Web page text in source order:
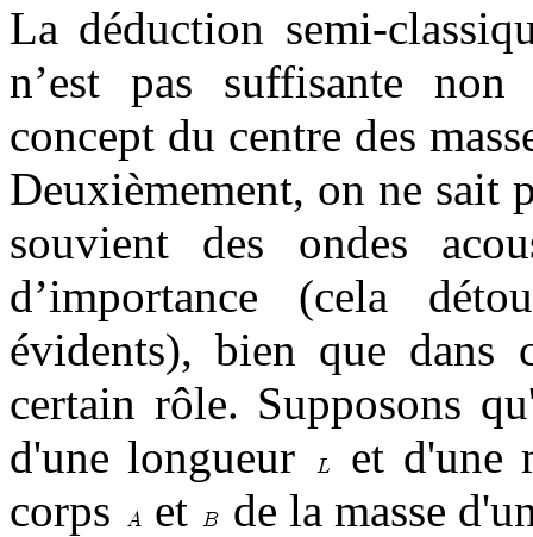
La déduction semi-
n’est pas suffisante
concept du centre des
Deuxièmement, on ne sait
souvient des ondes
d’importance (cela
évidents), bien que dans
certain rôle. Supposons
d'une longueur
et d'une
corps
et de la masse